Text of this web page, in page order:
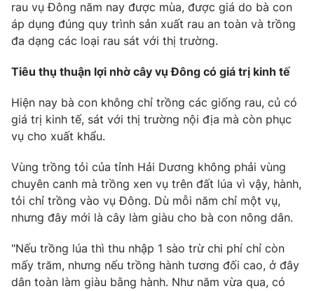
rau vụ Đông năm nay được mùa, được giá do bà con
áp dụng đúng quy trình sản xuất rau an toàn và trồng
đa dạng các loại rau sát với thị trường.
Tiêu thụ thuận lợi nhờ cây vụ Đông có giá trị kinh tế
Hiện nay bà con không chỉ trồng các giống rau, củ có
giá trị kinh tế, sát với thị trường nội địa mà còn phục
vụ cho xuất khẩu.
Vùng trồng tỏi của tỉnh Hải Dương không phải vùng
chuyên canh mà trồng xen vụ trên đất lúa vì vậy, hành,
tỏi chỉ trồng vào vụ Đông. Dù mỗi năm chỉ một vụ,
nhưng đây mới là cây làm giàu cho bà con nông dân.
"Nếu trồng lúa thì thu nhập 1 sào trừ chi phí chỉ còn
mấy trăm, nhưng nếu trồng hành tương đối cao, ở đây
dân toàn làm giàu bằng hành. Như năm vừa qua, có